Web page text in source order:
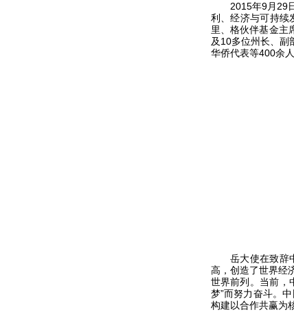
2015年9月29日
利、经济与可持续
里、格伙伴基金主
及10多位州长、副
华侨代表等400余人
岳大使在致辞中
高，创造了世界经
世界前列。当前，
梦”而努力奋斗。
构建以合作共赢为